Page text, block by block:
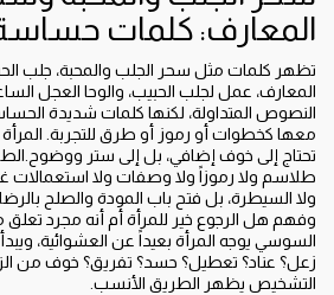
المعارف: كلمات حساسة
تظهر كلمات مثل سحر الجلب والمحبة، جلب
المعارف، عمل لجلب الحبيب، والوحا العجل
النصوص المتداولة، لكنها كلمات شديدة
معها كخطوات أو رموز أو طرق للتجربة. المرأة
تحتاج إلى خوف إضافي، بل إلى ستر
طلاسم ولا رموزاً ولا وصفات ولا
ولا السيطرة، بل فتح باب المودة والصلح
وفهم هل الرجوع خير للمرأة أم أنه مجرد تعلق
السوسي يوجه المرأة بعيداً عن العشوائية،
زعل؟ عناد؟ تعطيل؟ حسد؟ تفريق؟ خوف من
التشخيص يظهر الطريق الأنسب.